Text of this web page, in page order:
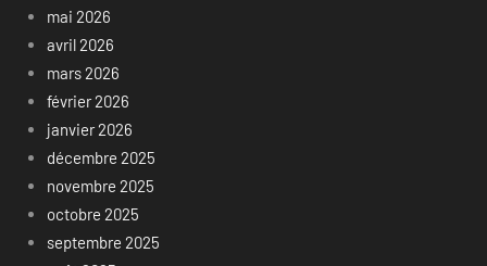
mai 2026
avril 2026
mars 2026
février 2026
janvier 2026
décembre 2025
novembre 2025
octobre 2025
septembre 2025